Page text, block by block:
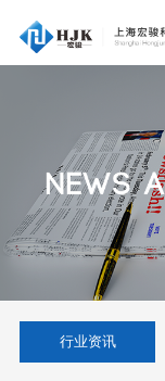
行业资讯